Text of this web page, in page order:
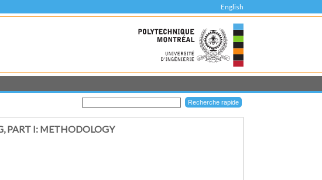
English
PART I: METHODOLOGY